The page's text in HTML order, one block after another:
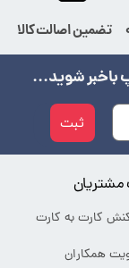
ثبت
باخبر شوید...
کارت به کارت
همکاران
تضمین اصالت کالا